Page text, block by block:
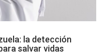
la detección
salvar vidas